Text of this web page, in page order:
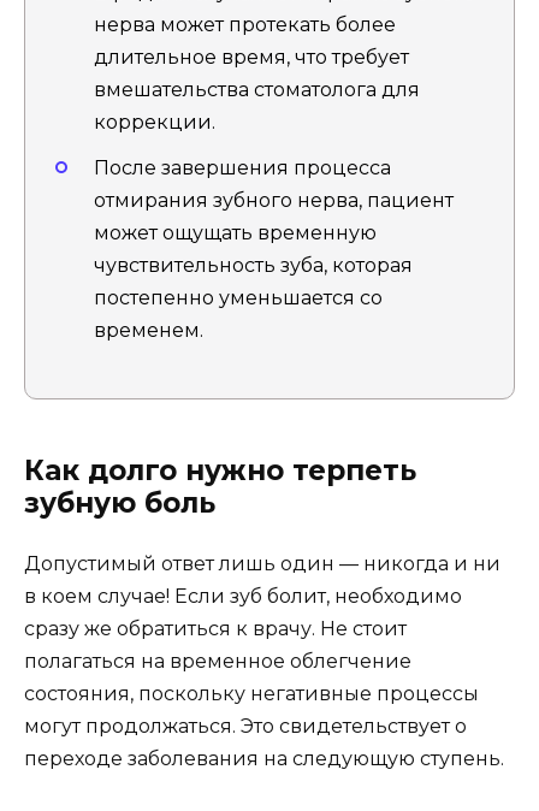
нерва может протекать более
длительное время, что требует
вмешательства стоматолога для
коррекции.
После завершения процесса
отмирания зубного нерва, пациент
может ощущать временную
чувствительность зуба, которая
постепенно уменьшается со
временем.
Как долго нужно терпеть
зубную боль
Допустимый ответ лишь один — никогда и ни
в коем случае! Если зуб болит, необходимо
сразу же обратиться к врачу. Не стоит
полагаться на временное облегчение
состояния, поскольку негативные процессы
могут продолжаться. Это свидетельствует о
переходе заболевания на следующую ступень.